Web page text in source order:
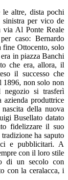
le altre, dista pochi
per vico de
via Al Ponte Reale
caso: Bernardo
Ottocento, solo
in piazza Banchi
che era, allora, il
il successo che
1896, non solo non
si trasferì
azienda produttrice
della nuova
Busellato datato
fidelizzare il suo
ha saputo
e pubblicitari. A
con il loro stile
di un secolo con
con la ceralacca, i